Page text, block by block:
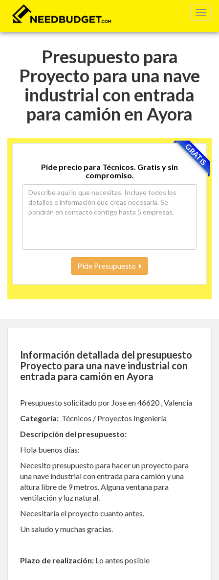
Presupuesto para
Proyecto para una nave
industrial con entrada
para camión en Ayora
GRATIS
Pide precio para Técnicos. Gratis y sin
compromiso.
Pide Presupuesto
Información detallada del presupuesto
Proyecto para una nave industrial con
entrada para camión en Ayora
Presupuesto solicitado por Jose en 46620 , Valencia
Categoría: Técnicos / Proyectos Ingeniería
Descripción del presupuesto:
Hola buenos días:
Necesito presupuesto para hacer un proyecto para
una nave industrial con entrada para camión y una
altura libre de 9 metros. Alguna ventana para
ventilación y luz natural.
Necesitaría el proyecto cuanto antes.
Un saludo y muchas gracias.
Plazo de realización: Lo antes posible